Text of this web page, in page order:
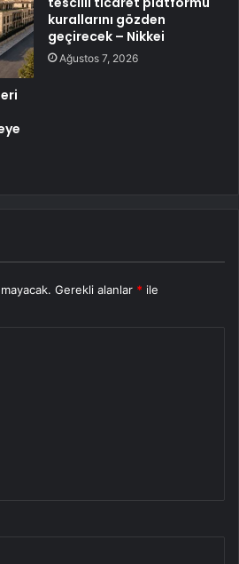
kurallarını gözden
geçirecek – Nikkei
Ağustos 7, 2026
Gerekli alanlar * ile